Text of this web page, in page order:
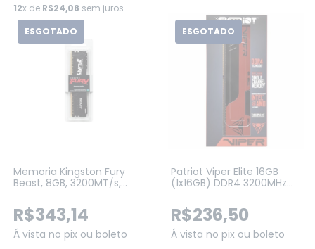
12x de R$24,08 sem juros
ESGOTADO
Memoria Kingston Fury
Beast, 8GB, 3200MT/s,
(KF432C16BB/8WP)
R$343,14
Á vista no pix ou boleto
ESGOTADO
Patriot Viper Elite 16GB
(1x16GB) DDR4 3200MHz
(PVE2416G320C8)
R$236,50
Á vista no pix ou boleto